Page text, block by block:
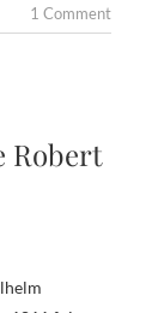
1 Comment
Robert